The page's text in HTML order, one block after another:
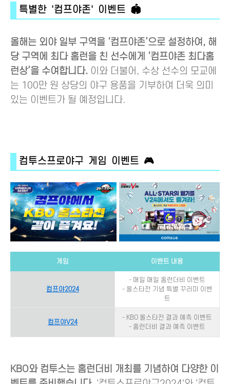
특별한 '컴프야존' 이벤트 🏟️
올해는 외야 일부 구역을 ‘컴프야존’으로 설정하여, 해
당 구역에 최다 홈런을 친 선수에게 ‘컴프야존 최다홈
런상’을 수여합니다. 이와 더불어, 수상 선수의 모교에
는 100만 원 상당의 야구 용품을 기부하여 더욱 의미
있는 이벤트가 될 예정입니다.
컴투스프로야구 게임 이벤트 🎮
게임 이벤트 내용
컴프야2024
- 매일 매일 홈런더비 이벤트
- 올스타전 기념 특별 꾸러미 이벤
트
컴프야V24
- KBO 올스타전 결과 예측 이벤트
- 홈런더비 결과 예측 이벤트
KBO와 컴투스는 홈런더비 개최를 기념하여 다양한 이